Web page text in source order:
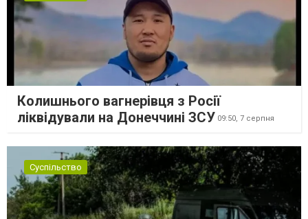
Колишнього вагнерівця з Росії
ліквідували на Донеччині ЗСУ 09:50, 7 серпня
Суспільство